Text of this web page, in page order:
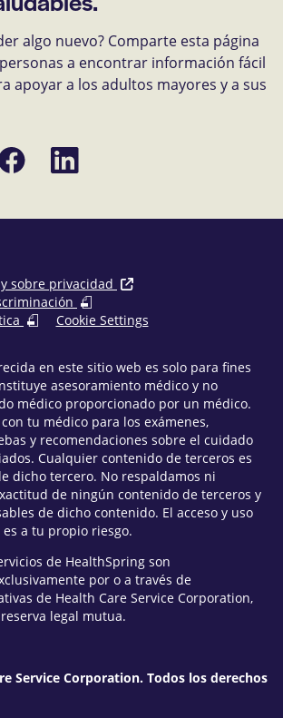
algo nuevo? Comparte esta página
a encontrar información fácil
apoyar a los adultos mayores y a sus
Compartir
en
sobre privacidad
Cookie Settings
en este sitio web es solo para fines
asesoramiento médico y no
médico proporcionado por un médico.
tu médico para los exámenes,
y recomendaciones sobre el cuidado
Cualquier contenido de terceros es
dicho tercero. No respaldamos ni
de ningún contenido de terceros y
de dicho contenido. El acceso y uso
a tu propio riesgo.
de HealthSpring son
por o a través de
de Health Care Service Corporation,
legal mutua.
Service Corporation. Todos los derechos